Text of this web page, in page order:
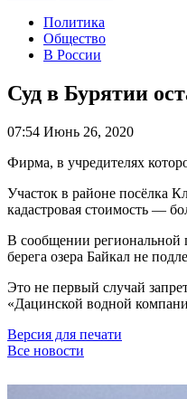
Политика
Общество
В России
Суд в Бурятии
07:54 Июнь 26, 2020
Фирма, в учредителях
Участок в районе посёлка
кадастровая стоимость —
В сообщении региональной
берега озера Байкал не
Это не первый случай
«Дацинской водной
Версия для печати
Все новости